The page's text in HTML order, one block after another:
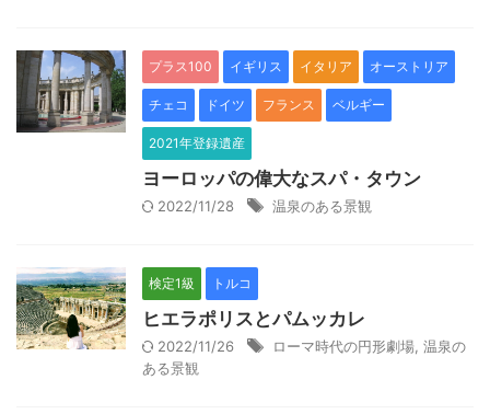
プラス100 イギリス イタリア オーストリア
チェコ ドイツ フランス ベルギー
2021年登録遺産
ヨーロッパの偉大なスパ・タウン
2022/11/28 温泉のある景観
検定1級 トルコ
ヒエラポリスとパムッカレ
2022/11/26 ローマ時代の円形劇場 温泉の
ある景観